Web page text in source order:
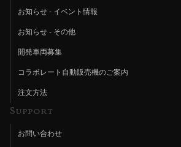
お知らせ - イベント情報
お知らせ - その他
開発車両募集
コラボレート自動販売機のご案内
注文方法
Support
お問い合わせ